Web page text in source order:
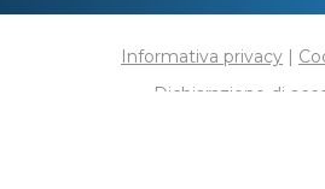
Informativa privacy |
Dichiarazione di